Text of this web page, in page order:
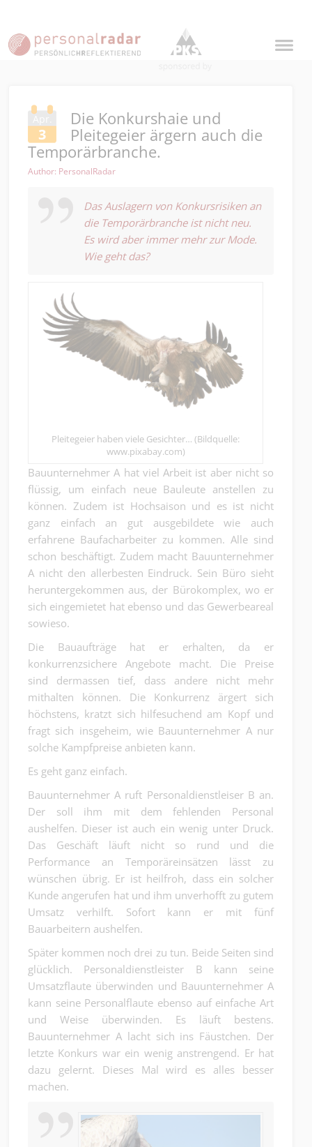
Apr.
3
Die Konkurshaie und
Pleitegeier ärgern auch die
Temporärbranche.
Author: PersonalRadar
Das Auslagern von Konkursrisiken an
die Temporärbrancheist nicht neu.
Es wird aber immer mehr zur Mode.
Wie geht das?
Pleitegeier haben viele Gesichter… (Bildquelle:
www.pixabay.com)
Bauunternehmer A hat viel Arbeit ist aber nicht so
flüssig, um einfach neue Bauleute anstellen zu
können. Zudem ist Hochsaison und es ist nicht
ganz einfach an gut ausgebildete wie auch
erfahrene Baufacharbeiter zu kommen. Alle sind
schon beschäftigt. Zudem macht Bauunternehmer
A nicht den allerbesten Eindruck. Sein Büro sieht
heruntergekommen aus, der Bürokomplex, wo er
sich eingemietet hat ebenso und das Gewerbeareal
sowieso.
Die Bauaufträge hat er erhalten, da er
konkurrenzsichere Angebote macht. Die Preise
sind dermassen tief, dass andere nicht mehr
mithalten können. Die Konkurrenz ärgert sich
höchstens, kratzt sich hilfesuchend am Kopf und
fragt sich insgeheim, wie Bauunternehmer A nur
solche Kampfpreise anbieten kann.
Es geht ganz einfach.
Bauunternehmer A ruft Personaldienstleiser B an.
Der soll ihm mit dem fehlenden Personal
aushelfen. Dieser ist auch ein wenig unter Druck.
Das Geschäft läuft nicht so rund und die
Performance an Temporäreinsätzen lässt zu
wünschen übrig. Er ist heilfroh, dass ein solcher
Kunde angerufen hat und ihm unverhofft zu gutem
Umsatz verhilft. Sofort kann er mit fünf
Bauarbeitern aushelfen.
Später kommen noch drei zu tun. Beide Seiten sind
glücklich. Personaldienstleister B kann seine
Umsatzflaute überwinden und Bauunternehmer A
kann seine Personalflaute ebenso auf einfache Art
und Weise überwinden. Es läuft bestens.
Bauunternehmer A lacht sich ins Fäustchen. Der
letzte Konkurs war ein wenig anstrengend. Er hat
dazu gelernt. Dieses Mal wird es alles besser
machen.